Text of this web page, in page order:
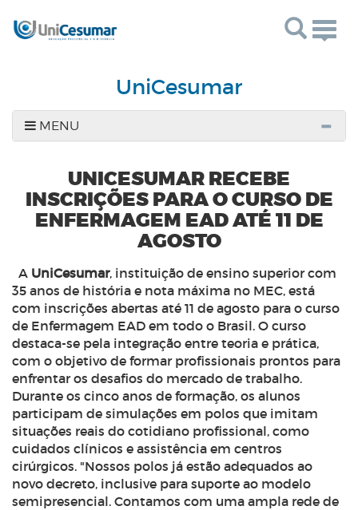
UniCesumar
MENU
UNICESUMAR RECEBE
INSCRIÇÕES PARA O CURSO DE
ENFERMAGEM EAD ATÉ 11 DE
AGOSTO
A UniCesumar, instituição de ensino superior com
35 anos de história e nota máxima no MEC, está
com inscrições abertas até 11 de agosto para o curso
de Enfermagem EAD em todo o Brasil. O curso
destaca-se pela integração entre teoria e prática,
com o objetivo de formar profissionais prontos para
enfrentar os desafios do mercado de trabalho.
Durante os cinco anos de formação, os alunos
participam de simulações em polos que imitam
situações reais do cotidiano profissional, como
cuidados clínicos e assistência em centros
cirúrgicos. "Nossos polos já estão adequados ao
novo decreto, inclusive para suporte ao modelo
semipresencial. Contamos com uma ampla rede de